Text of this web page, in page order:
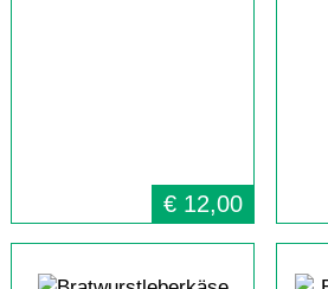
€ 12,00